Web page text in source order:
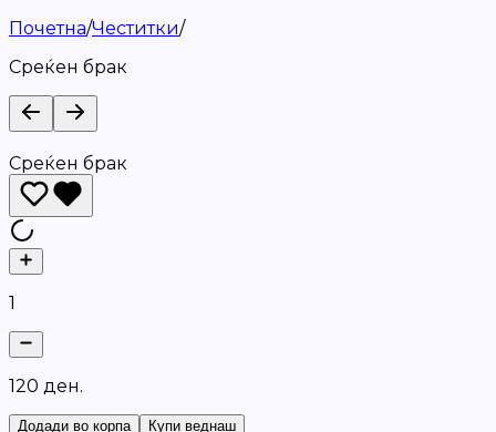
Почетна/Честитки/
Среќен брак
Среќен брак
1
120 ден.
Додади во корпа Купи веднаш